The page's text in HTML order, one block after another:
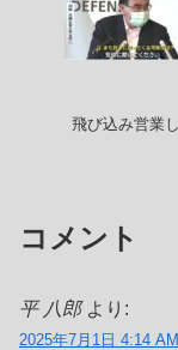
飛び込み営業
コメント
平 八郎 より:
2025年7月1日 4:14 AM